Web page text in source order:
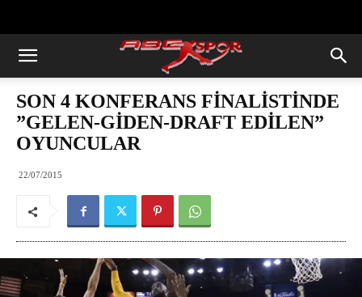
SON 4 KONFERANS FİNALİSTİNDE
”GELEN-GİDEN-DRAFT EDİLEN”
OYUNCULAR
22/07/2015